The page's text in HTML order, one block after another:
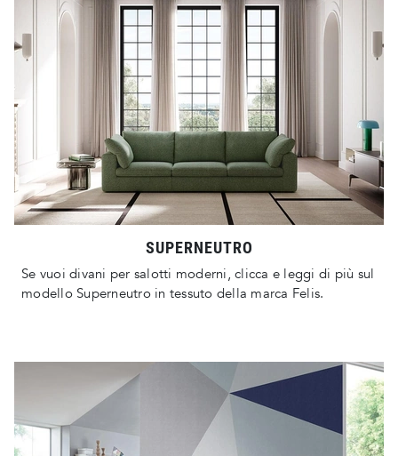
SUPERNEUTRO
Se vuoi divani per salotti moderni, clicca e leggi di più sul
modello Superneutro in tessuto della marca Felis.